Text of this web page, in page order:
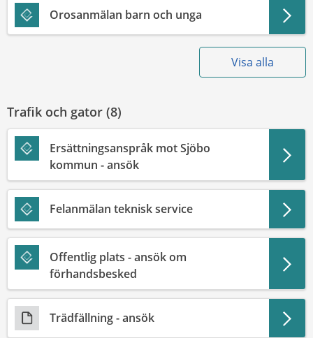
Orosanmälan barn och unga
Visa alla
Trafik och gator (8)
Ersättningsanspråk mot Sjöbo
kommun - ansök
Felanmälan teknisk service
Offentlig plats - ansök om
förhandsbesked
Trädfällning - ansök